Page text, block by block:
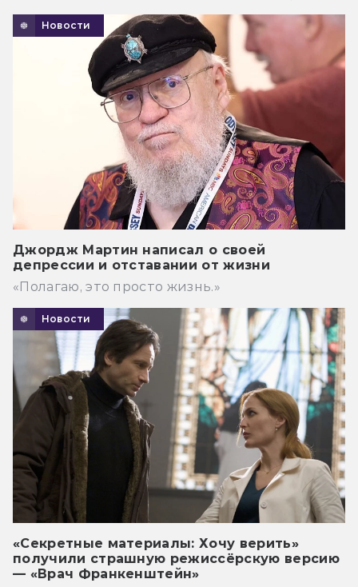
Новости
Джордж Мартин написал о своей
депрессии и отставании от жизни
«Полагаю, это просто жизнь.»
Новости
«Секретные материалы: Хочу верить»
получили страшную режиссёрскую версию
— «Врач Франкенштейн»